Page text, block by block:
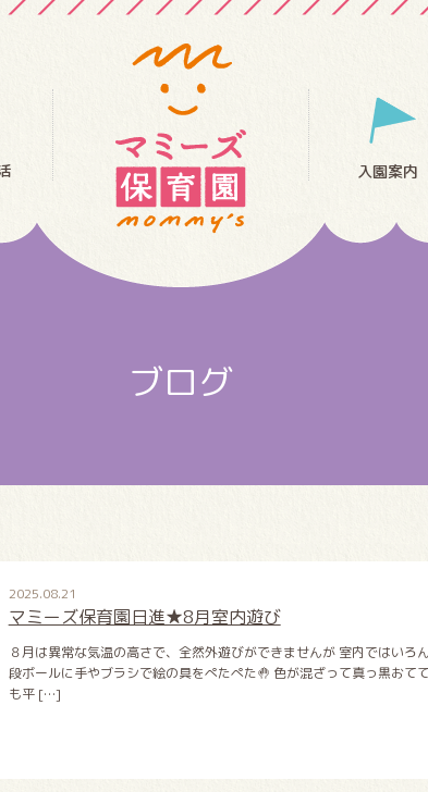
入園案内
ブログ
2025.08.21
マミーズ保育園日進★8月室内遊び
８月は異常な気温の高さで、全然外遊びができませんが 室内ではいろ
段ボールに手やブラシで絵の具をぺたぺた🤚 色が混ざって真っ黒おて
も平 […]